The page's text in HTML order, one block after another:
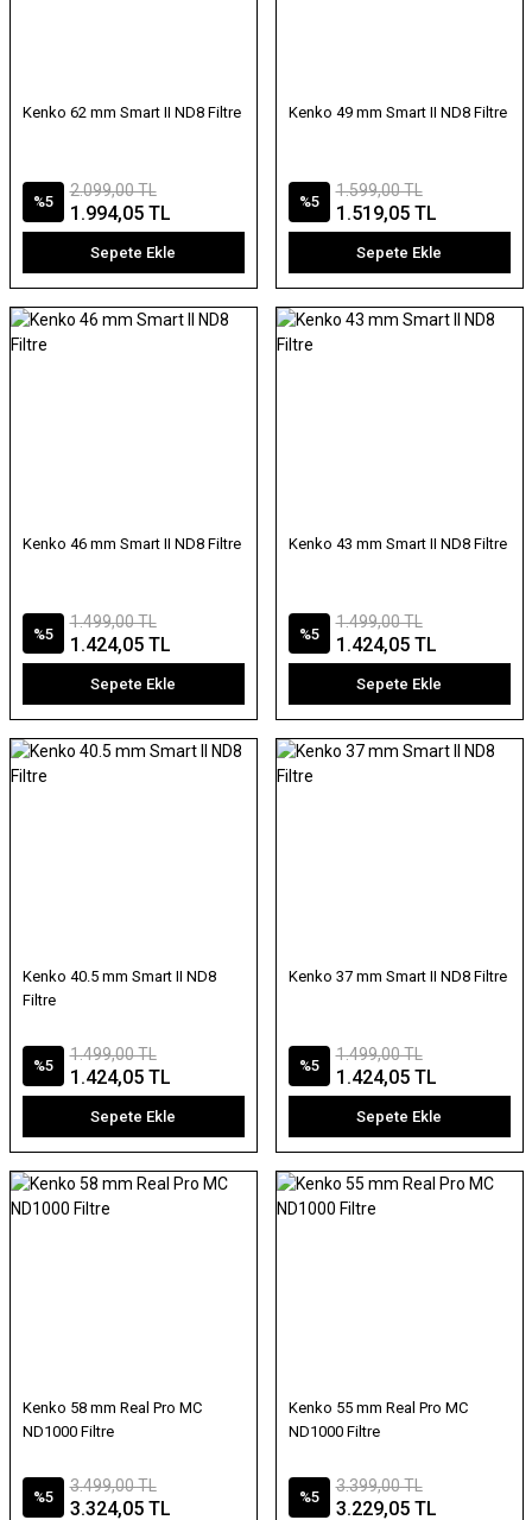
Kenko 62 mm Smart II ND8 Filtre
%5
2.099,00 TL
1.994,05 TL
Sepete Ekle
Kenko 49 mm Smart II ND8 Filtre
%5
1.599,00 TL
1.519,05 TL
Sepete Ekle
Kenko 46 mm Smart II ND8 Filtre
%5
1.499,00 TL
1.424,05 TL
Sepete Ekle
Kenko 43 mm Smart II ND8 Filtre
%5
1.499,00 TL
1.424,05 TL
Sepete Ekle
Kenko 40.5 mm Smart II ND8
Filtre
%5
1.499,00 TL
1.424,05 TL
Sepete Ekle
Kenko 37 mm Smart II ND8 Filtre
%5
1.499,00 TL
1.424,05 TL
Sepete Ekle
Kenko 58 mm Real Pro MC
ND1000 Filtre
%5
3.499,00 TL
3.324,05 TL
Kenko 55 mm Real Pro MC
ND1000 Filtre
%5
3.399,00 TL
3.229,05 TL